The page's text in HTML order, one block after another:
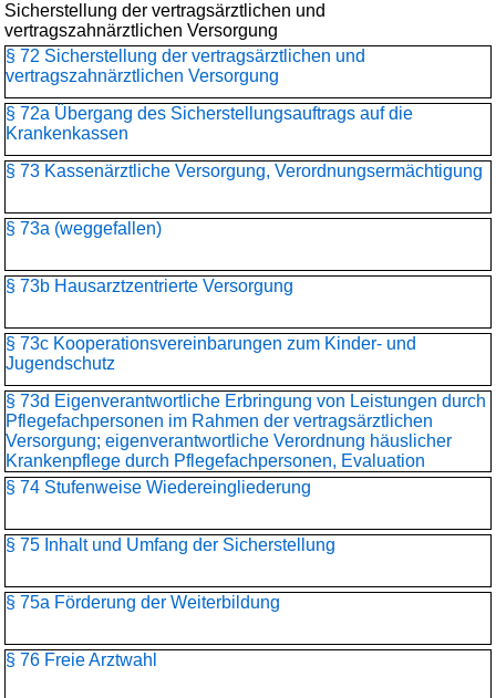
Sicherstellung der vertragsärztlichen und
vertragszahnärztlichen Versorgung
§ 72 Sicherstellung der vertragsärztlichen und
vertragszahnärztlichen Versorgung
§ 72a Übergang des Sicherstellungsauftrags auf die
Krankenkassen
§ 73 Kassenärztliche Versorgung, Verordnungsermächtigung
§ 73a (weggefallen)
§ 73b Hausarztzentrierte Versorgung
§ 73c Kooperationsvereinbarungen zum Kinder- und
Jugendschutz
§ 73d Eigenverantwortliche Erbringung von Leistungen durch
Pflegefachpersonen im Rahmen der vertragsärztlichen
Versorgung; eigenverantwortliche Verordnung häuslicher
Krankenpflege durch Pflegefachpersonen, Evaluation
§ 74 Stufenweise Wiedereingliederung
§ 75 Inhalt und Umfang der Sicherstellung
§ 75a Förderung der Weiterbildung
§ 76 Freie Arztwahl